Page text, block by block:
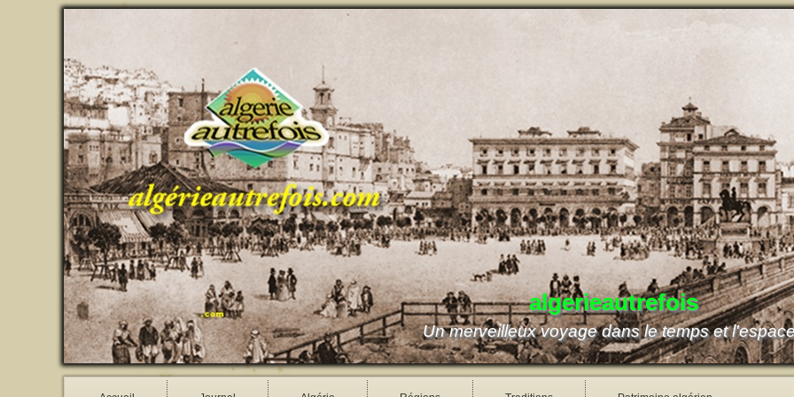
algerieautrefois
Un merveilleux voyage dans le temps et